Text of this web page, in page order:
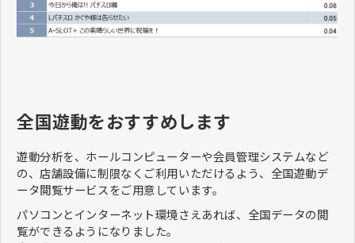
全国遊動をおすすめします
遊動分析を、ホールコンピューターや会員管理システムなど
の、店舗設備に制限なくご利用いただけるよう、全国遊動デ
ータ閲覧サービスをご用意しています。
パソコンとインターネット環境さえあれば、全国データの閲
覧ができるようになりました。